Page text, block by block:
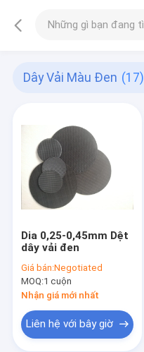
Dây Vải Màu Đen (17)
Dia 0,25-0,45mm Dệt
dây vải đen
Giá bán:Negotiated
MOQ:1 cuộn
Nhận giá mới nhất
Liên hệ với bây giờ